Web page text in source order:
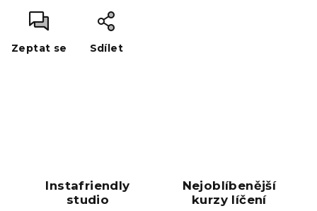
Zeptat se Sdílet
Instafriendly
studio
Nejoblíbenější
kurzy líčení